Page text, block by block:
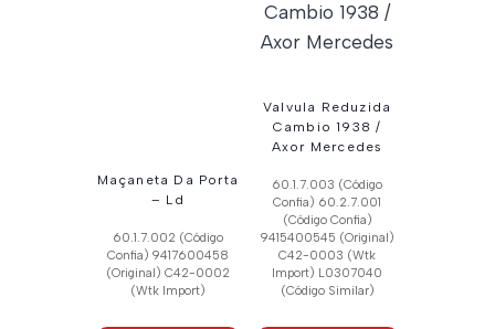
Maçaneta Da Porta
– Ld
60.1.7.002 (Código
Confia) 9417600458
(Original) C42-0002
(Wtk Import)
Valvula Reduzida
Cambio 1938 /
Axor Mercedes
60.1.7.003 (Código
Confia) 60.2.7.001
(Código Confia)
9415400545 (Original)
C42-0003 (Wtk
Import) L0307040
(Código Similar)